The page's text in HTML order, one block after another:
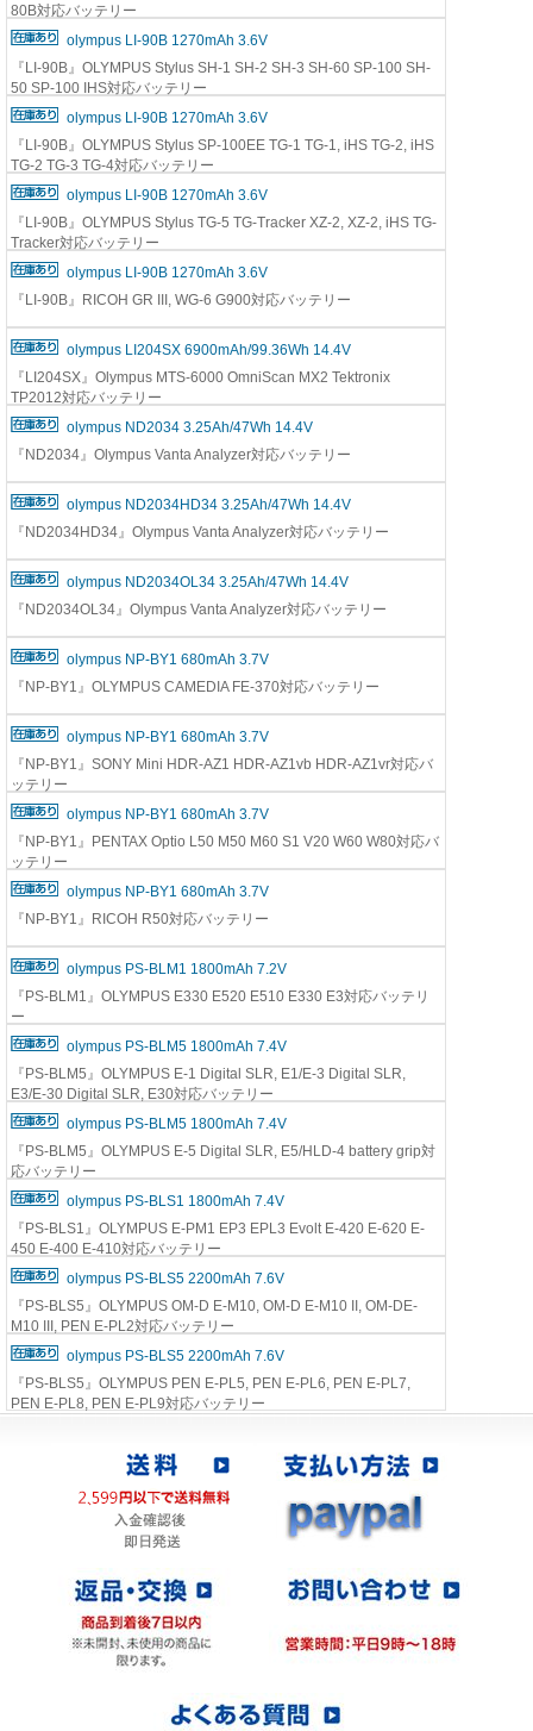
80B対応バッテリー
olympus LI-90B 1270mAh 3.6V
『LI-90B』OLYMPUS Stylus SH-1 SH-2 SH-3 SH-60 SP-100 SH-
50 SP-100 IHS対応バッテリー
olympus LI-90B 1270mAh 3.6V
『LI-90B』OLYMPUS Stylus SP-100EE TG-1 TG-1, iHS TG-2, iHS
TG-2 TG-3 TG-4対応バッテリー
olympus LI-90B 1270mAh 3.6V
『LI-90B』OLYMPUS Stylus TG-5 TG-Tracker XZ-2, XZ-2, iHS TG-
Tracker対応バッテリー
olympus LI-90B 1270mAh 3.6V
『LI-90B』RICOH GR III, WG-6 G900対応バッテリー
olympus LI204SX 6900mAh/99.36Wh 14.4V
『LI204SX』Olympus MTS-6000 OmniScan MX2 Tektronix
TP2012対応バッテリー
olympus ND2034 3.25Ah/47Wh 14.4V
『ND2034』Olympus Vanta Analyzer対応バッテリー
olympus ND2034HD34 3.25Ah/47Wh 14.4V
『ND2034HD34』Olympus Vanta Analyzer対応バッテリー
olympus ND2034OL34 3.25Ah/47Wh 14.4V
『ND2034OL34』Olympus Vanta Analyzer対応バッテリー
olympus NP-BY1 680mAh 3.7V
『NP-BY1』OLYMPUS CAMEDIA FE-370対応バッテリー
olympus NP-BY1 680mAh 3.7V
『NP-BY1』SONY Mini HDR-AZ1 HDR-AZ1vb HDR-AZ1vr対応バ
ッテリー
olympus NP-BY1 680mAh 3.7V
『NP-BY1』PENTAX Optio L50 M50 M60 S1 V20 W60 W80対応バ
ッテリー
olympus NP-BY1 680mAh 3.7V
『NP-BY1』RICOH R50対応バッテリー
olympus PS-BLM1 1800mAh 7.2V
『PS-BLM1』OLYMPUS E330 E520 E510 E330 E3対応バッテリ
ー
olympus PS-BLM5 1800mAh 7.4V
『PS-BLM5』OLYMPUS E-1 Digital SLR, E1/E-3 Digital SLR,
E3/E-30 Digital SLR, E30対応バッテリー
olympus PS-BLM5 1800mAh 7.4V
『PS-BLM5』OLYMPUS E-5 Digital SLR, E5/HLD-4 battery grip対
応バッテリー
olympus PS-BLS1 1800mAh 7.4V
『PS-BLS1』OLYMPUS E-PM1 EP3 EPL3 Evolt E-420 E-620 E-
450 E-400 E-410対応バッテリー
olympus PS-BLS5 2200mAh 7.6V
『PS-BLS5』OLYMPUS OM-D E-M10, OM-D E-M10 II, OM-DE-
M10 III, PEN E-PL2対応バッテリー
olympus PS-BLS5 2200mAh 7.6V
『PS-BLS5』OLYMPUS PEN E-PL5, PEN E-PL6, PEN E-PL7,
PEN E-PL8, PEN E-PL9対応バッテリー